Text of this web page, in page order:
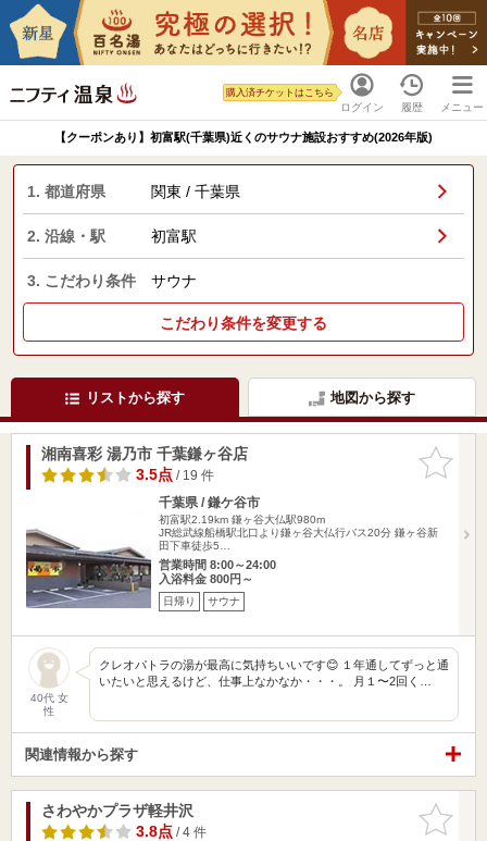
ログイン
購入済チケットはこちら
履歴 メニュー
【クーポンあり】初富駅(千葉県)近くのサウナ施設おすすめ(2026年版)
1. 都道府県 関東 / 千葉県
2. 沿線・駅 初富駅
3. こだわり条件 サウナ
こだわり条件を変更する
リストから探す 地図から探す
お気に入
りに追加
湘南喜彩 湯乃市 千葉鎌ヶ谷店
3.5点/ 19 件
千葉県 / 鎌ケ谷市
初富駅2.19km 鎌ヶ谷大仏駅980m
JR総武線船橋駅北口より鎌ヶ谷大仏行バス20分 鎌ヶ谷新
田下車徒歩5…
営業時間 8:00～24:00
入浴料金 800円～
日帰り サウナ
40代 女
性
クレオパトラの湯が最高に気持ちいいです😊 １年通してずっと通
いたいと思えるけど、仕事上なかなか・・・。 月１〜2回く…
関連情報から探す
お気に入
りに追加
さわやかプラザ軽井沢
3.8点/ 4 件